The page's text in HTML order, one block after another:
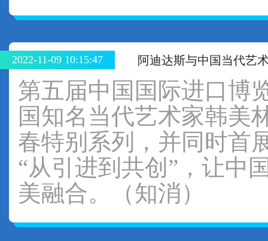
阿迪达斯与中国当代艺
第五届中国国际进口博
国知名当代艺术家韩美
春特别系列，并同时首
“从引进到共创”，让中
美融合。（知消）
2022-11-09 10:15:47